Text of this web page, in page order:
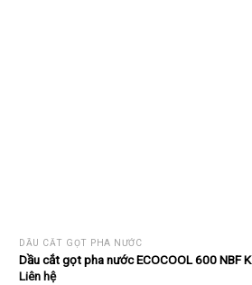
DẦU CẮT GỌT PHA NƯỚC
Dầu cắt gọt pha nước ECOCOOL 600 NBF K
Liên hệ